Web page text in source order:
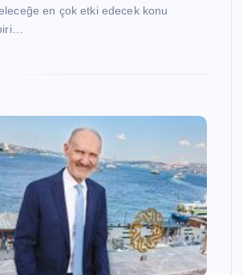
en çok etki edecek konu